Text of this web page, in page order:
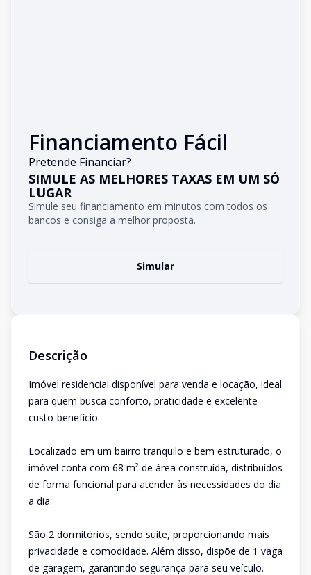
Financiamento Fácil
Pretende Financiar?
SIMULE AS MELHORES TAXAS EM UM SÓ
LUGAR
Simule seu financiamento em minutos com todos os
bancos e consiga a melhor proposta.
Simular
Descrição
Imóvel residencial disponível para venda e locação, ideal
para quem busca conforto, praticidade e excelente
custo-benefício.
Localizado em um bairro tranquilo e bem estruturado, o
imóvel conta com 68 m² de área construída, distribuídos
de forma funcional para atender às necessidades do dia
a dia.
São 2 dormitórios, sendo suíte, proporcionando mais
privacidade e comodidade. Além disso, dispõe de 1 vaga
de garagem, garantindo segurança para seu veículo.